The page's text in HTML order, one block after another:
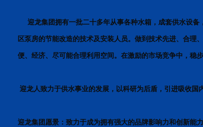
迎龙集团拥有一批二十多年从事各种水箱，成套供水设备
区泵房的节能改造的技术及安装人员。做到技术先进、合理
便、经济、尽可能合理利用空间。在激励的市场竞争中，稳
迎龙人致力于供水事业的发展，以科研为后盾，引进吸收国
迎龙集团愿景：致力于成为拥有强大的品牌影响力和创新能